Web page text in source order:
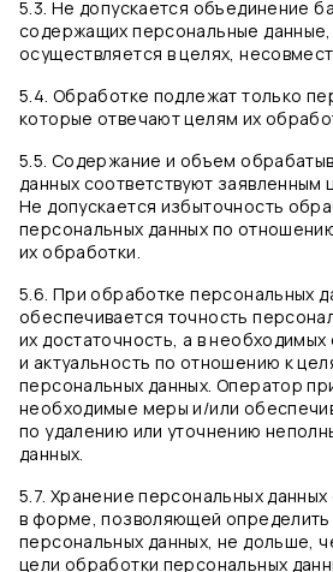
5.3. Не допускается объединение
содержащих персональные
осуществляется в целях,
5.4. Обработке подлежат только
которые отвечают целям их
5.5. Содержание и объем
данных соответствуют заявленным
Не допускается избыточность
персональных данных по
их обработки.
5.6. При обработке персональных
обеспечивается точность
их достаточность, а в необходимых
и актуальность по отношению к
персональных данных. Оператор
необходимые меры и/или
по удалению или уточнению
данных.
5.7. Хранение персональных
в форме, позволяющей определить
персональных данных, не дольше,
цели обработки персональных